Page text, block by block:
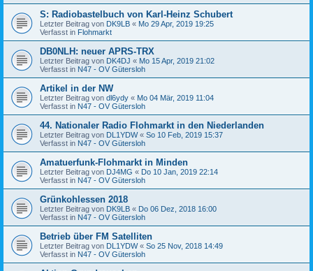
S: Radiobastelbuch von Karl-Heinz Schubert
Letzter Beitrag von DK9LB « Mo 29 Apr, 2019 19:25
Verfasst in Flohmarkt
DB0NLH: neuer APRS-TRX
Letzter Beitrag von DK4DJ « Mo 15 Apr, 2019 21:02
Verfasst in N47 - OV Gütersloh
Artikel in der NW
Letzter Beitrag von dl6ydy « Mo 04 Mär, 2019 11:04
Verfasst in N47 - OV Gütersloh
44. Nationaler Radio Flohmarkt in den Niederlanden
Letzter Beitrag von DL1YDW« So 10 Feb, 2019 15:37
Verfasst in N47 - OV Gütersloh
Amatuerfunk-Flohmarkt in Minden
Letzter Beitrag von DJ4MG « Do 10 Jan, 2019 22:14
Verfasst in N47 - OV Gütersloh
Grünkohlessen 2018
Letzter Beitrag von DK9LB « Do 06 Dez, 2018 16:00
Verfasst in N47 - OV Gütersloh
Betrieb über FM Satelliten
Letzter Beitrag von DL1YDW« So 25 Nov, 2018 14:49
Verfasst in N47 - OV Gütersloh